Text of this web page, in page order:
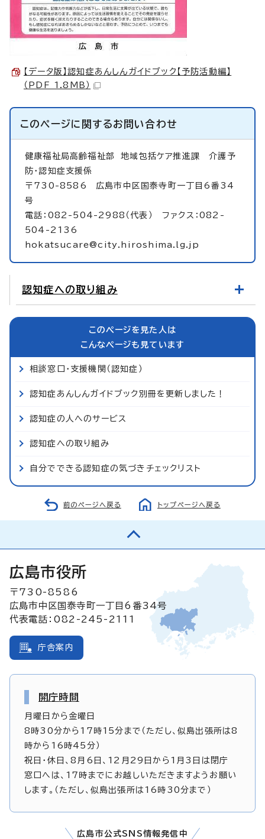
【データ版】認知症あんしんガイドブック【予防活動編】
（PDF 1.8MB）
このページに関するお問い合わせ
健康福祉局高齢福祉部 地域包括ケア推進課 介護予
防・認知症支援係
〒730-8586 広島市中区国泰寺町一丁目6番34
号
電話：082-504-2988（代表） ファクス：082-
504-2136
hokatsucare@city.hiroshima.lg.jp
認知症への取り組み
このページを見た人は
こんなページも見ています
相談窓口・支援機関（認知症）
認知症あんしんガイドブック別冊を更新しました！
認知症の人へのサービス
認知症への取り組み
自分でできる認知症の気づきチェックリスト
前のページへ戻る トップページへ戻る
広島市役所
〒730-8586
広島市中区国泰寺町一丁目6番34号
代表電話：082-245-2111
庁舎案内
開庁時間
月曜日から金曜日
8時30分から17時15分まで（ただし、似島出張所は8
時から16時45分）
祝日・休日、8月6日、12月29日から1月3日は閉庁
窓口へは、17時までにお越しいただきますようお願い
します。（ただし、似島出張所は16時30分まで）
広島市公式SNS情報発信中